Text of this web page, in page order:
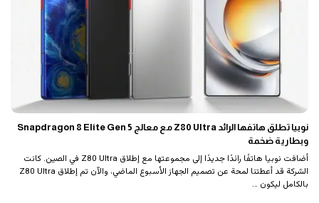
نوبيا تطلق هاتفها الرائد Z80 Ultra مع معالج Snapdragon 8 Elite Gen 5
وبطارية ضخمة
أضافت نوبيا هاتفًا رائدًا جديدًا إلى مجموعتها مع إطلاق Z80 Ultra في الصين. كانت
الشركة قد أعطتنا لمحة عن تصميم الجهاز الأسبوع الماضي، والآن تم إطلاق Z80 Ultra
بالكامل ليكون …